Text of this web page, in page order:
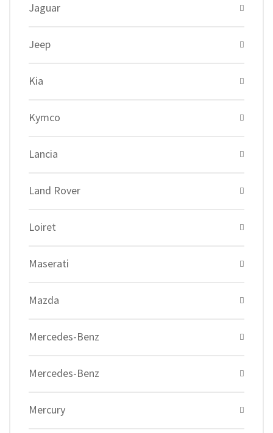
Jaguar
Jeep
Kia
Kymco
Lancia
Land Rover
Loiret
Maserati
Mazda
Mercedes-Benz
Mercedes-Benz
Mercury